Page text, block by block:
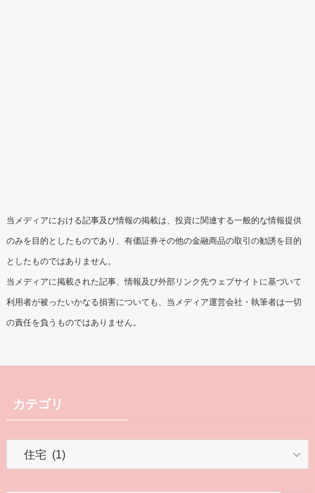
当メディアにおける記事及び情報の掲載は、投資に関連する一般的な情報提供
のみを目的としたものであり、有価証券その他の金融商品の取引の勧誘を目的
としたものではありません。
当メディアに掲載された記事、情報及び外部リンク先ウェブサイトに基づいて
利用者が被ったいかなる損害についても、当メディア運営会社・執筆者は一切
の責任を負うものではありません。
カテゴリ